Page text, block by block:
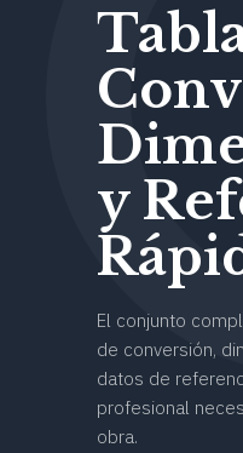
y
El conjunto
de conversión,
datos de
profesional
obra.